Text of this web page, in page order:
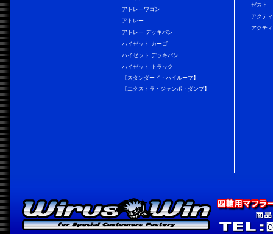
アトレーワゴン
アトレー
アトレー デッキバン
ハイゼット カーゴ
ハイゼット デッキバン
ハイゼット トラック
【スタンダード・ハイルーフ】
【エクストラ・ジャンボ・ダンプ】
ゼスト
アクテ
アクテ